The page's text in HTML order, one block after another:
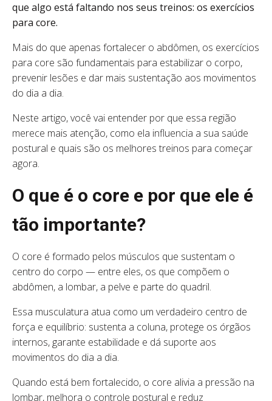
que algo está faltando nos seus treinos: os exercícios
para core.
Mais do que apenas fortalecer o abdômen, os exercícios
para core são fundamentais para estabilizar o corpo,
prevenir lesões e dar mais sustentação aos movimentos
do dia a dia.
Neste artigo, você vai entender por que essa região
merece mais atenção, como ela influencia a sua saúde
postural e quais são os melhores treinos para começar
agora.
O que é o core e por que ele é
tão importante?
O core é formado pelos músculos que sustentam o
centro do corpo — entre eles, os que compõem o
abdômen, a lombar, a pelve e parte do quadril.
Essa musculatura atua como um verdadeiro centro de
força e equilíbrio: sustenta a coluna, protege os órgãos
internos, garante estabilidade e dá suporte aos
movimentos do dia a dia.
Quando está bem fortalecido, o core alivia a pressão na
lombar, melhora o controle postural e reduz